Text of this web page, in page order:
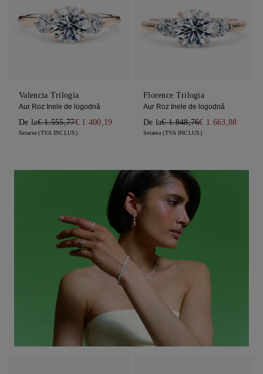
Valencia Trilogia
Aur Roz Inele de logodnă
De la€ 1.555,77€ 1.400,19
Setarea (TVA INCLUS)
Florence Trilogia
Aur Roz Inele de logodnă
De la€ 1.848,76€ 1.663,88
Setarea (TVA INCLUS)